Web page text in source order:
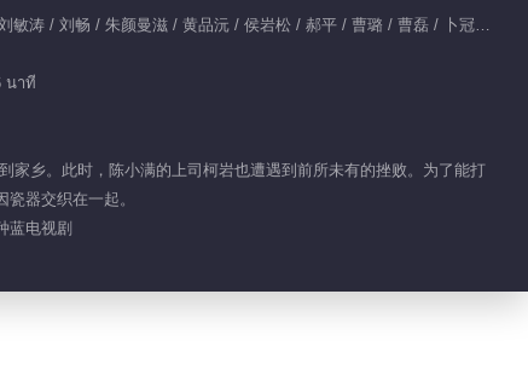
01:13
แสดงนำ：宋茜 / 周渝民 / 刘敏涛 / 刘畅 / 朱颜曼滋 / 黄品沅 / 侯岩松 / 郝平 / 曹璐 / 曹磊 / 卜冠今 / 贾景晖 / 谢彬彬 / 陈米麒 / 董勇 / 张佳宁 / 谢兴阳 / 刘潮
นาที
乡。此时，陈小满的上司柯岩也遭遇到前所未有的挫败。为了能打
器交织在一起。
蓝电视剧